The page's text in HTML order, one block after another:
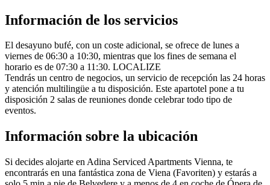
Información de los servicios
El desayuno bufé, con un coste adicional, se ofrece de lunes a
viernes de 06:30 a 10:30, mientras que los fines de semana el
horario es de 07:30 a 11:30. LOCALIZE
Tendrás un centro de negocios, un servicio de recepción las 24 horas
y atención multilingüe a tu disposición. Este apartotel pone a tu
disposición 2 salas de reuniones donde celebrar todo tipo de
eventos.
Información sobre la ubicación
Si decides alojarte en Adina Serviced Apartments Vienna, te
encontrarás en una fantástica zona de Viena (Favoriten) y estarás a